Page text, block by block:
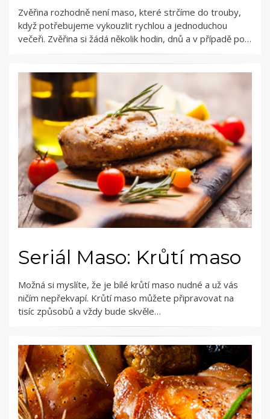
Zvěřina rozhodně není maso, které strčíme do trouby,
když potřebujeme vykouzlit rychlou a jednoduchou
večeři. Zvěřina si žádá několik hodin, dnů a v případě po…
Seriál Maso: Krůtí maso
Možná si myslíte, že je bílé krůtí maso nudné a už vás
ničím nepřekvapí. Krůtí maso můžete připravovat na
tisíc způsobů a vždy bude skvěle…